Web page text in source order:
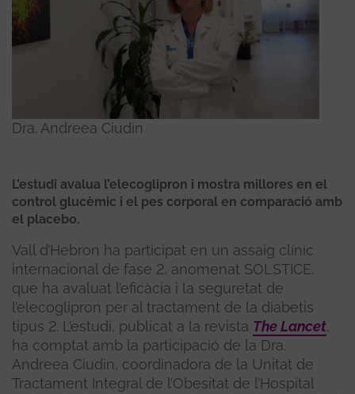
Dra. Andreea Ciudin
L’estudi avalua l’elecoglipron i mostra millores en el
control glucèmic i el pes corporal en comparació amb
el placebo.
Vall d’Hebron ha participat en un assaig clínic
internacional de fase 2, anomenat SOLSTICE,
que ha avaluat l’eficàcia i la seguretat de
l’elecoglipron per al tractament de la diabetis
tipus 2. L’estudi, publicat a la revista The Lancet,
ha comptat amb la participació de la Dra.
Andreea Ciudin, coordinadora de la Unitat de
Tractament Integral de l’Obesitat de l’Hospital